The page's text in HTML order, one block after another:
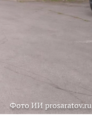
Фото ИИ prosaratov.ru